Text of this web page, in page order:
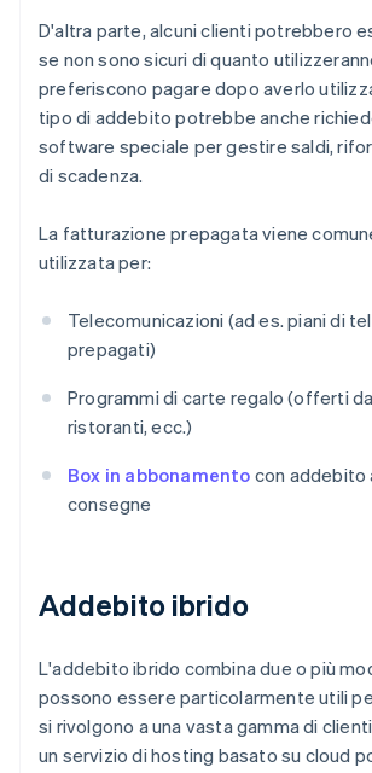
D'altra parte, alcuni clienti potrebbero
se non sono sicuri di quanto
preferiscono pagare dopo averlo
tipo di addebito potrebbe anche
software speciale per gestire saldi,
di scadenza.
La fatturazione prepagata viene
utilizzata per:
Telecomunicazioni (ad es. piani di
prepagati)
Programmi di carte regalo (offerti
ristoranti, ecc.)
Box in abbonamento con addebito
consegne
Addebito ibrido
L'addebito ibrido combina due o più
possono essere particolarmente utili
si rivolgono a una vasta gamma di
un servizio di hosting basato su cloud